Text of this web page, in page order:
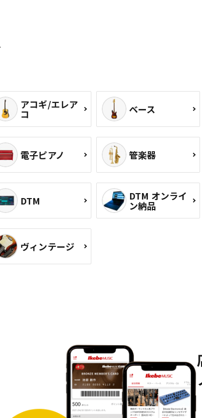
アコギ/エレア
コ ベース
電子ピアノ 管楽器
DTM DTM オンライ
ン納品
ヴィンテージ